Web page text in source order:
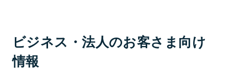
ビジネス・法人のお客さま向け
情報